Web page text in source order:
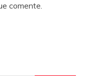
comente.